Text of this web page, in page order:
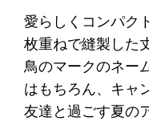
愛らしくコンパク
枚重ねで縫製した
鳥のマークのネー
はもちろん、キャ
友達と過ごす夏の